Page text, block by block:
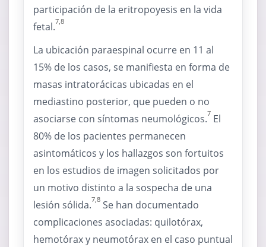
participación de la eritropoyesis en la vida
fetal.7,8
La ubicación paraespinal ocurre en 11 al
15% de los casos, se manifiesta en forma de
masas intratorácicas ubicadas en el
mediastino posterior, que pueden o no
asociarse con síntomas neumológicos.7 El
80% de los pacientes permanecen
asintomáticos y los hallazgos son fortuitos
en los estudios de imagen solicitados por
un motivo distinto a la sospecha de una
lesión sólida.7,8 Se han documentado
complicaciones asociadas: quilotórax,
hemotórax y neumotórax en el caso puntual